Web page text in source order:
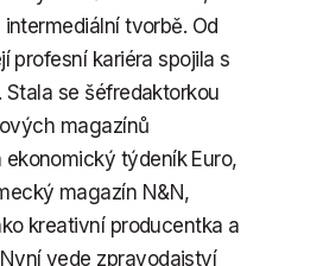
tvorbě. Od
profesní kariéra spojila s
se šéfredaktorkou
magazínů
týdeník Euro,
magazín N&N,
kreativní producentka a
vede zpravodajství